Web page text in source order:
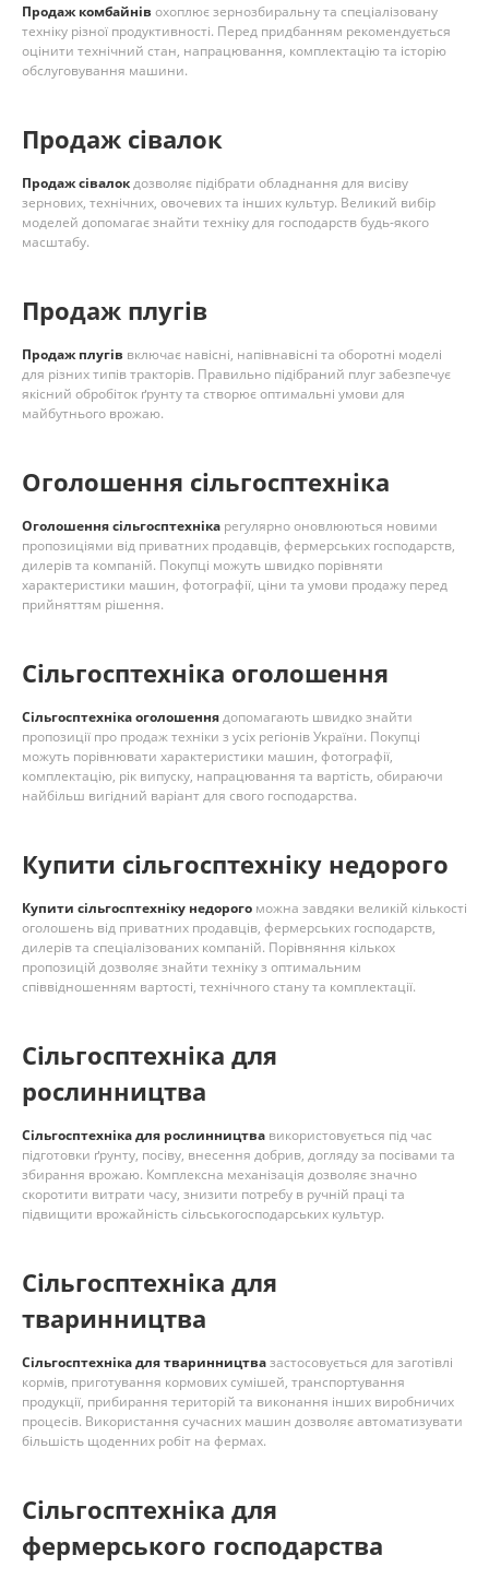
Продаж комбайнів охоплює зернозбиральну та спеціалізовану
техніку різної продуктивності. Перед придбанням рекомендується
оцінити технічний стан, напрацювання, комплектацію та історію
обслуговування машини.
Продаж сівалок
Продаж сівалокдозволяє підібрати обладнання для висіву
зернових, технічних, овочевих та інших культур. Великий вибір
моделей допомагає знайти техніку для господарств будь-якого
масштабу.
Продаж плугів
Продаж плугів включає навісні, напівнавісні та оборотні моделі
для різних типів тракторів. Правильно підібраний плуг забезпечує
якісний обробіток ґрунту та створює оптимальні умови для
майбутнього врожаю.
Оголошення сільгосптехніка
Оголошення сільгосптехніка регулярно оновлюються новими
пропозиціями від приватних продавців, фермерських господарств,
дилерів та компаній. Покупці можуть швидко порівняти
характеристики машин, фотографії, ціни та умови продажу перед
прийняттям рішення.
Сільгосптехніка оголошення
Сільгосптехніка оголошеннядопомагають швидко знайти
пропозиції про продаж техніки з усіх регіонів України. Покупці
можуть порівнювати характеристики машин, фотографії,
комплектацію, рік випуску, напрацювання та вартість, обираючи
найбільш вигідний варіант для свого господарства.
Купити сільгосптехніку недорого
Купити сільгосптехніку недорого можна завдяки великій кількості
оголошень від приватних продавців, фермерських господарств,
дилерів та спеціалізованих компаній. Порівняння кількох
пропозицій дозволяє знайти техніку з оптимальним
співвідношенням вартості, технічного стану та комплектації.
Сільгосптехніка для
рослинництва
Сільгосптехніка для рослинництва використовується під час
підготовки ґрунту, посіву, внесення добрив, догляду за посівами та
збирання врожаю. Комплексна механізація дозволяє значно
скоротити витрати часу, знизити потребу в ручній праці та
підвищити врожайність сільськогосподарських культур.
Сільгосптехніка для
тваринництва
Сільгосптехніка для тваринництвазастосовується для заготівлі
кормів, приготування кормових сумішей, транспортування
продукції, прибирання територій та виконання інших виробничих
процесів. Використання сучасних машин дозволяє автоматизувати
більшість щоденних робіт на фермах.
Сільгосптехніка для
фермерського господарства